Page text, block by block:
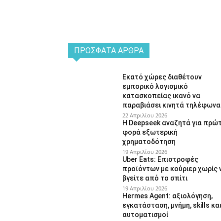
ΠΡΌΣΦΑΤΑ ΆΡΘΡΑ
Εκατό χώρες διαθέτουν
εμπορικό λογισμικό
κατασκοπείας ικανό να
παραβιάσει κινητά τηλέφωνα
22 Απριλίου 2026
Η Deepseek αναζητά για
φορά εξωτερική
χρηματοδότηση
19 Απριλίου 2026
Uber Eats: Επιστροφές
προϊόντων με κούριερ χωρίς
βγείτε από το σπίτι
19 Απριλίου 2026
Hermes Agent: αξιολόγηση,
εγκατάσταση, μνήμη, skills και
αυτοματισμοί